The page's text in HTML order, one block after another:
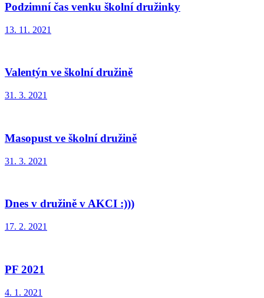
Podzimní čas venku školní družinky
13. 11. 2021
Valentýn ve školní družině
31. 3. 2021
Masopust ve školní družině
31. 3. 2021
Dnes v družině v AKCI :)))
17. 2. 2021
PF 2021
4. 1. 2021